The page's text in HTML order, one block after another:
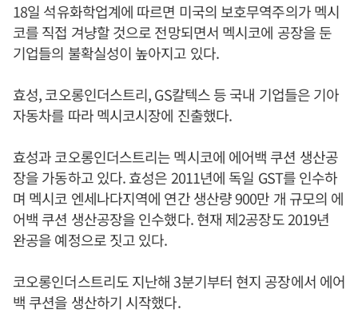
18일 석유화학업계에 따르면 미국의 보호무역주의가 멕시
코를 직접 겨냥할 것으로 전망되면서 멕시코에 공장을 둔
기업들의 불확실성이 높아지고 있다.
효성, 코오롱인더스트리, GS칼텍스 등 국내 기업들은 기아
자동차를 따라 멕시코시장에 진출했다.
효성과 코오롱인더스트리는 멕시코에 에어백 쿠션 생산공
장을 가동하고 있다. 효성은 2011년에 독일 GST를 인수하
며 멕시코 엔세나다지역에 연간 생산량 900만 개 규모의 에
어백 쿠션 생산공장을 인수했다. 현재 제2공장도 2019년
완공을 예정으로 짓고 있다.
코오롱인더스트리도 지난해 3분기부터 현지 공장에서 에어
백 쿠션을 생산하기 시작했다.